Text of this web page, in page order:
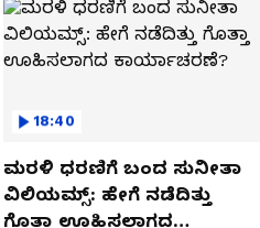
18:40
ಮರಳಿ ಧರಣಿಗೆ ಬಂದ ಸುನೀತಾ
ವಿಲಿಯಮ್ಸ್: ಹೇಗೆ ನಡೆದಿತ್ತು
ಗೊತ್ತಾ ಊಹಿಸಲಾಗದ